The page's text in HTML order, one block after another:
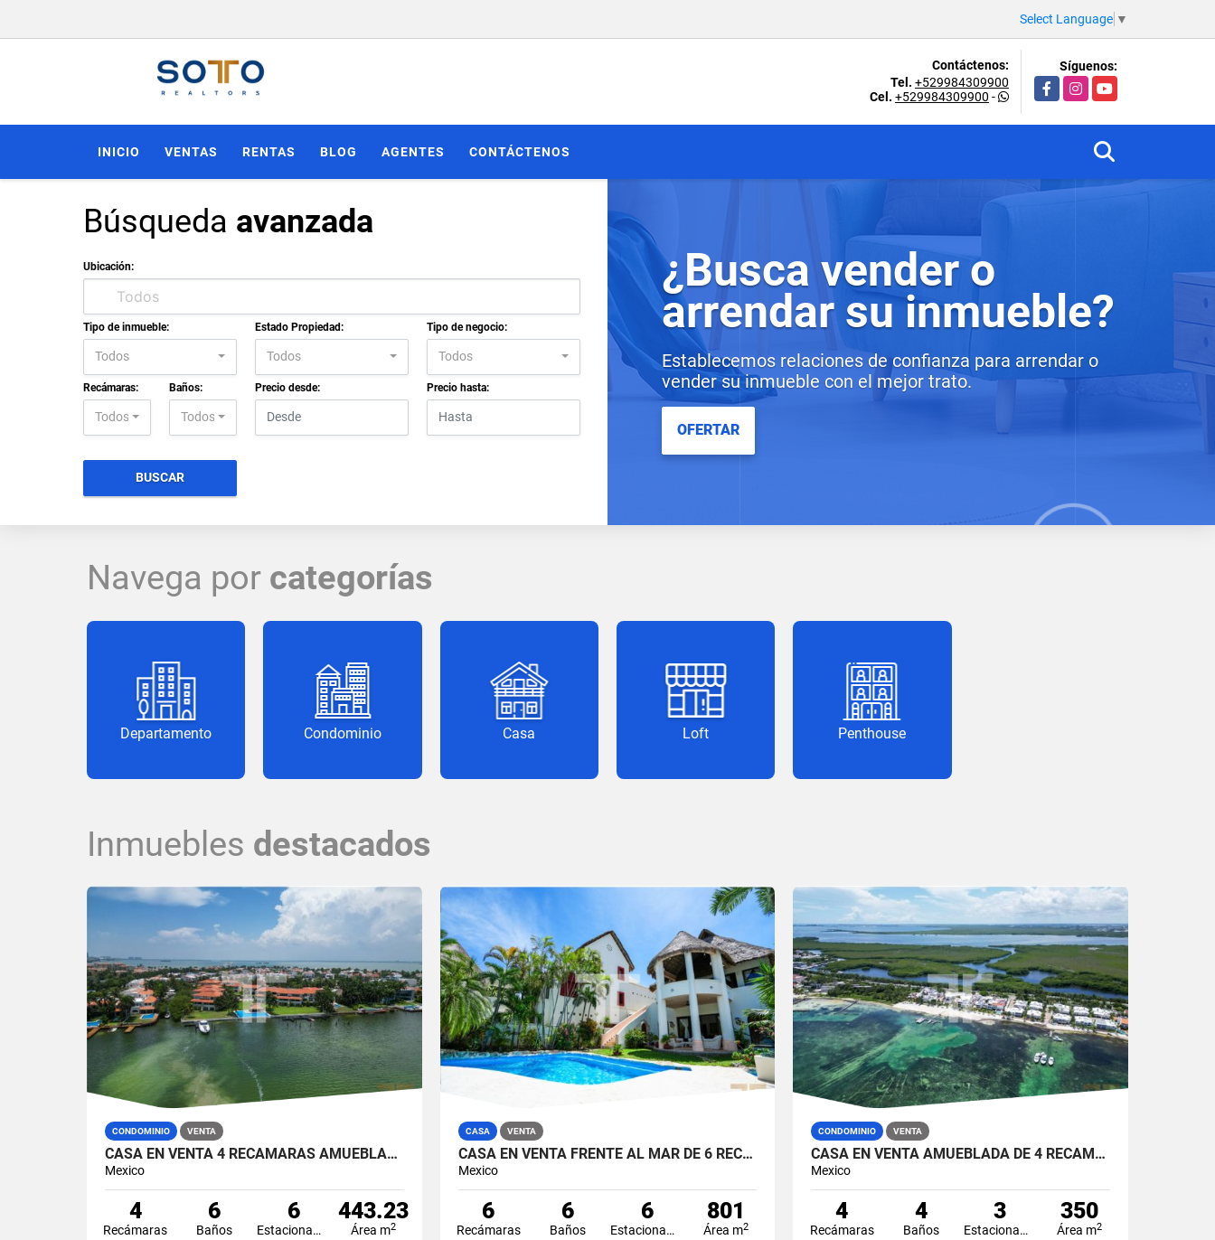
Select Language ▼
Contáctenos:
Tel. +529984309900
Cel. +529984309900 -
Síguenos:
FacebookInstagramYouTube
INICIO VENTAS RENTAS BLOG AGENTES CONTÁCTENOS
Búsqueda avanzada
Ubicación:
Tipo de inmueble:
Todos
Estado Propiedad:
Todos
Tipo de negocio:
Todos
Recámaras:
Todos
Baños:
Todos
Precio desde: Precio hasta:
BUSCAR
¿Busca vender o
arrendar su inmueble?
Establecemos relaciones de confianza para arrendar o
vender su inmueble con el mejor trato.
OFERTAR
Navega por categorías
Departamento Condominio Casa Loft Penthouse
Inmuebles destacados
CONDOMINIO VENTA
CASA EN VENTA 4 RECÁMARAS AMUEBLADA EN ISLA DORADA CON MUELLE EN ZONA HOTELERA CANCÚN
Mexico
4
Recámaras
6
Baños
6
Estacionamiento
443.23
Área m2
CASA VENTA
CASA EN VENTA FRENTE AL MAR DE 6 RECÁMARAS EN CALLE FLAMINGOS ZONA HOTELERA CANCÚN
Mexico
6
Recámaras
6
Baños
6
Estacionamiento
801
Área m2
CONDOMINIO VENTA
CASA EN VENTA AMUEBLADA DE 4 RECÁMARAS EN RESIDENCIAL BAHÍA ZONA HOTELERA CANCÚN
Mexico
4
Recámaras
4
Baños
3
Estacionamiento
350
Área m2